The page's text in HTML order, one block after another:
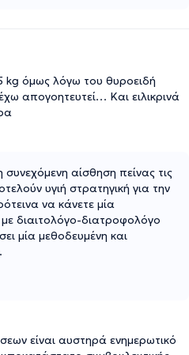
όμως λόγω του θυροειδή
απογοητευτεί… Και ειλικρινά
αίσθηση πείνας τις
υγιή στρατηγική για την
να κάνετε μία
διαιτολόγο-διατροφολόγο
μία μεθοδευμένη και
είναι αυστηρά ενημερωτικό